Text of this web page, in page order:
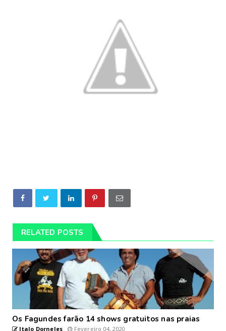
RELATED POSTS
Os Fagundes farão 14 shows gratuitos nas praias
Italo Dorneles Fevereiro 04, 2020